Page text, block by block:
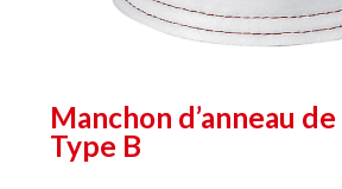
Manchon d’anneau
Type B